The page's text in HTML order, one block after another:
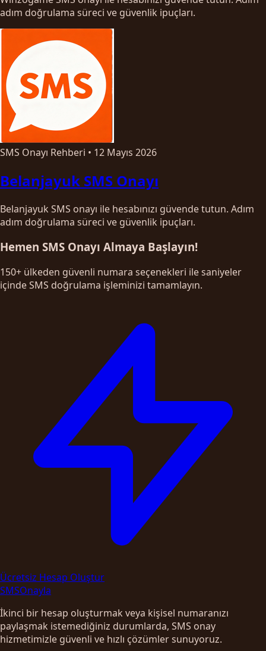
adım doğrulama süreci ve güvenlik ipuçları.
SMS Onayı Rehberi • 12 Mayıs 2026
Belanjayuk SMS Onayı
Belanjayuk SMS onayı ile hesabınızı güvende tutun. Adım
adım doğrulama süreci ve güvenlik ipuçları.
Hemen SMS Onayı Almaya Başlayın!
150+ ülkeden güvenli numara seçenekleri ile saniyeler
içinde SMS doğrulama işleminizi tamamlayın.
Ücretsiz Hesap Oluştur
SMSOnayla
İkinci bir hesap oluşturmak veya kişisel numaranızı
paylaşmak istemediğiniz durumlarda, SMS onay
hizmetimizle güvenli ve hızlı çözümler sunuyoruz.